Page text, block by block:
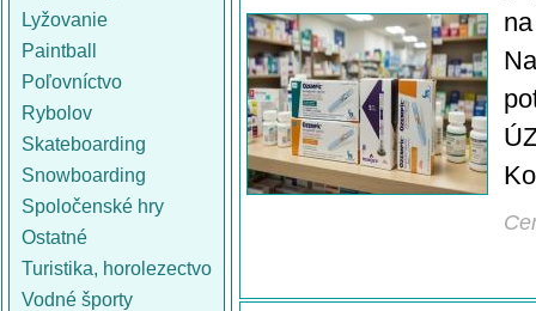
Lyžovanie
Paintball
Poľovníctvo
Rybolov
Skateboarding
Snowboarding
Spoločenské hry
Ostatné
Turistika, horolezectvo
Vodné športy